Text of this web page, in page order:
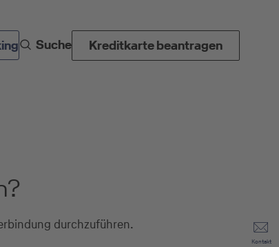
Suche Kreditkarte beantragen
Kontakt
durchzuführen.